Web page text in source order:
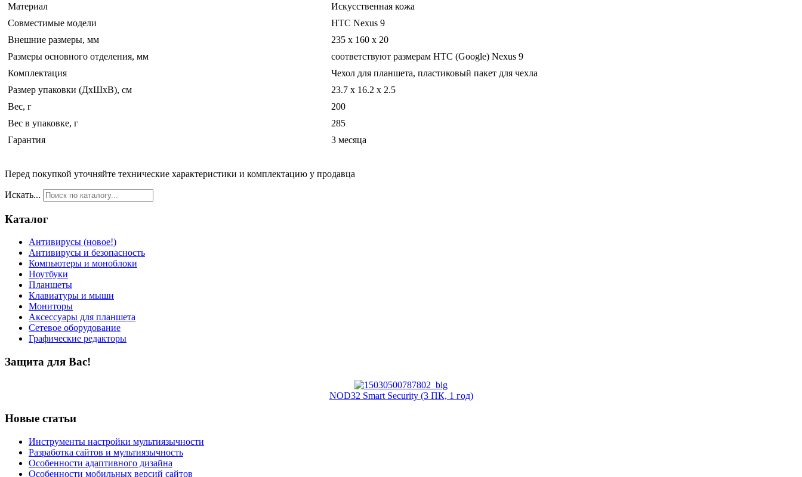
Материал
Искусственная кожа
Совместимые модели
HTC Nexus 9
Внешние размеры, мм
235 x 160 x 20
Размеры основного отделения, мм
соответствуют размерам HTC (Google) Nexus 9
Комплектация
Чехол для планшета, пластиковый пакет для чехла
Размер упаковки (ДхШхВ), см
23.7 x 16.2 x 2.5
Вес, г
200
Вес в упаковке, г
285
Гарантия
3 месяца
Перед покупкой уточняйте технические характеристики и комплектацию у продавца
Искать...
Каталог
Антивирусы (новое!)
Антивирусы и безопасность
Компьютеры и моноблоки
Ноутбуки
Планшеты
Клавиатуры и мыши
Мониторы
Аксессуары для планшета
Сетевое оборудование
Графические редакторы
Защита для Вас!
NOD32 Smart Security (3 ПК, 1 год)
Новые статьи
Инструменты настройки мультиязычности
Разработка сайтов и мультиязычность
Особенности адаптивного дизайна
Особенности мобильных версий сайтов